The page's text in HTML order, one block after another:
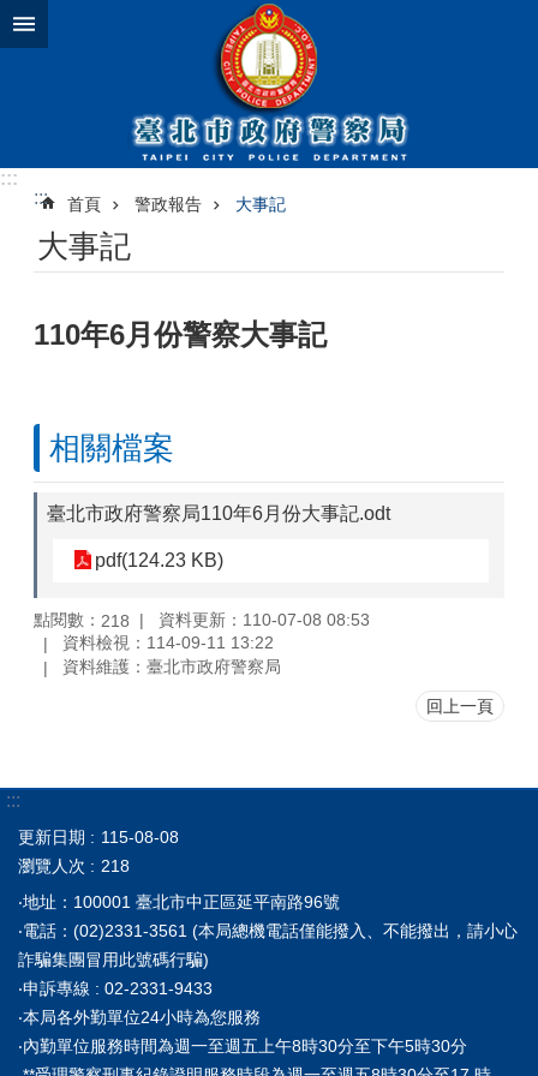
跳到主要內容區塊
:::
:::
首頁 警政報告 大事記
大事記
110年6月份警察大事記
相關檔案
臺北市政府警察局110年6月份大事記.odt
pdf(124.23 KB)
點閱數： 218
資料更新：110-07-08 08:53
資料檢視：114-09-11 13:22
資料維護：臺北市政府警察局
回上一頁
:::
更新日期
115-08-08
瀏覽人次
218
‧地址：100001 臺北市中正區延平南路96號
‧電話：(02)2331-3561 (本局總機電話僅能撥入、不能撥出，請小心
詐騙集團冒用此號碼行騙)
‧申訴專線 : 02-2331-9433
‧本局各外勤單位24小時為您服務
‧內勤單位服務時間為週一至週五上午8時30分至下午5時30分